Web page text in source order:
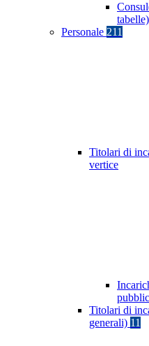
tabelle)
Personale 211
Titolari di
vertice
Titolari di
generali) 11